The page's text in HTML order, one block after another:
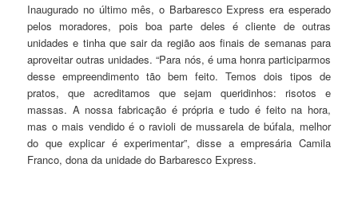
Inaugurado no último mês, o Barbaresco Express era esperado
pelos moradores, pois boa parte deles é cliente de outras
unidades e tinha que sair da região aos finais de semanas para
aproveitar outras unidades. “Para nós, é uma honra participarmos
desse empreendimento tão bem feito. Temos dois tipos de
pratos, que acreditamos que sejam queridinhos: risotos e
massas. A nossa fabricação é própria e tudo é feito na hora,
mas o mais vendido é o ravioli de mussarela de búfala, melhor
do que explicar é experimentar”, disse a empresária Camila
Franco, dona da unidade do Barbaresco Express.